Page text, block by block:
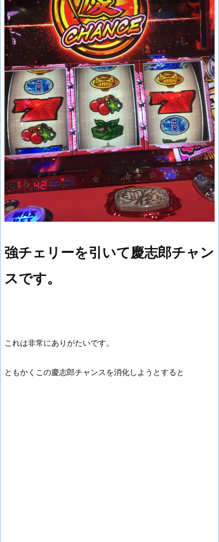
強チェリーを引いて慶志郎チャン
スです。
これは非常にありがたいです。
ともかくこの慶志郎チャンスを消化しようとすると